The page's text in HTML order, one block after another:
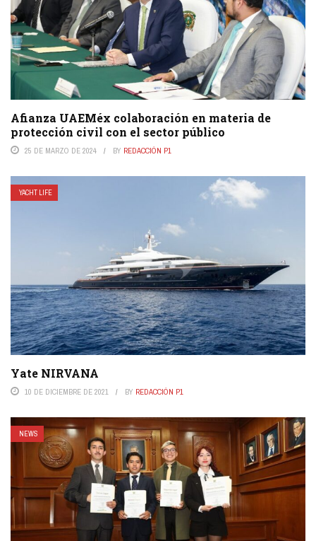
Afianza UAEMéx colaboración en materia de
protección civil con el sector público
25 DE MARZO DE 2024 BY REDACCIÓN P1
YACHT LIFE
Yate NIRVANA
10 DE DICIEMBRE DE 2021 BY REDACCIÓN P1
NEWS